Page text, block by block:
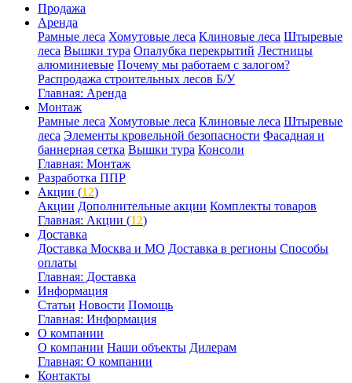
Продажа
Аренда
Рамные леса Хомутовые леса Клиновые леса Штыревые
леса Вышки тура Опалубка перекрытий Лестницы
алюминиевые Почему мы работаем с залогом?
Распродажа строительных лесов Б/У
Главная: Аренда
Монтаж
Рамные леса Хомутовые леса Клиновые леса Штыревые
леса Элементы кровельной безопасности Фасадная и
баннерная сетка Вышки тура Консоли
Главная: Монтаж
Разработка ППР
Акции (12)
Акции Дополнительные акции Комплекты товаров
Главная: Акции (12)
Доставка
Доставка Москва и МО Доставка в регионы Способы
оплаты
Главная: Доставка
Информация
Статьи Новости Помощь
Главная: Информация
О компании
О компании Наши объекты Дилерам
Главная: О компании
Контакты